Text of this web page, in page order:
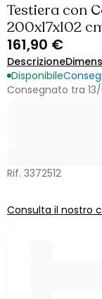
Testiera con
200x17x102
161,90 €
Descrizione
Disponibile
Consegnato tra
Rif. 3372512
Consulta il nostro